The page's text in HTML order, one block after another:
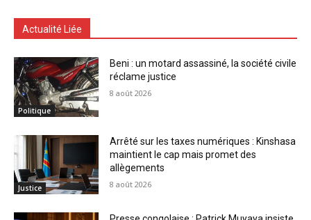
Actualité Liée
Politique
Beni : un motard assassiné, la société civile
réclame justice
8 août 2026
Justice
Arrêté sur les taxes numériques : Kinshasa
maintient le cap mais promet des
allègements
8 août 2026